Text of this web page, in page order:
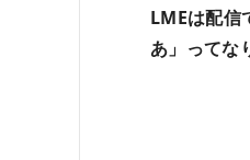
LMEは配信
あ」ってな